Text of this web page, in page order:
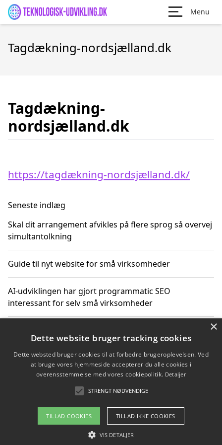
Menu
Tagdækning-nordsjælland.dk
Tagdækning-
nordsjælland.dk
https://tagdækning-nordsjælland.dk/
Seneste indlæg
Skal dit arrangement afvikles på flere sprog så overvej
simultantolkning
Guide til nyt website for små virksomheder
AI-udviklingen har gjort programmatic SEO
interessant for selv små virksomheder
virksomheder
Sådan har udviklingen inden for genbrug af elektronik
Copyright 2026 - Pilanto Aps
Om / kontakt
×
Dette website bruger tracking cookies
Dette websted bruger cookies til at forbedre brugeroplevelsen. Ved
at bruge vores hjemmeside accepterer du alle cookies i
overensstemmelse med vores cookiepolitik. Detaljer
STRENGT NØDVENDIGE
TILLAD COOKIES TILLAD IKKE COOKIES
VIS DETALJER